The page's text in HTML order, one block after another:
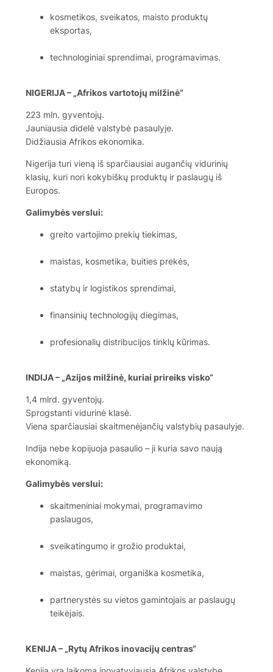
kosmetikos, sveikatos, maisto produktų
eksportas,
technologiniai sprendimai, programavimas.
NIGERIJA – „Afrikos vartotojų milžinė“
223 mln. gyventojų.
Jauniausia didelė valstybė pasaulyje.
Didžiausia Afrikos ekonomika.
Nigerija turi vieną iš sparčiausiai augančių vidurinių
klasių, kuri nori kokybiškų produktų ir paslaugų iš
Europos.
Galimybės verslui:
greito vartojimo prekių tiekimas,
maistas, kosmetika, buities prekės,
statybų ir logistikos sprendimai,
finansinių technologijų diegimas,
profesionalių distribucijos tinklų kūrimas.
INDIJA – „Azijos milžinė, kuriai prireiks visko“
1,4 mlrd. gyventojų.
Sprogstanti vidurinė klasė.
Viena sparčiausiai skaitmenėjančių valstybių pasaulyje.
Indija nebe kopijuoja pasaulio – ji kuria savo naują
ekonomiką.
Galimybės verslui:
skaitmeniniai mokymai, programavimo
paslaugos,
sveikatingumo ir grožio produktai,
maistas, gėrimai, organiška kosmetika,
partnerystės su vietos gamintojais ar paslaugų
teikėjais.
KENIJA – „Rytų Afrikos inovacijų centras“